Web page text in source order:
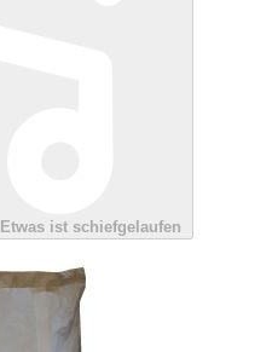
Etwas ist schiefgelaufen